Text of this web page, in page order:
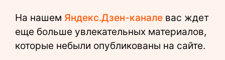
На нашем Яндекс.Дзен-канале вас ждет
еще больше увлекательных материалов,
которые небыли опубликованы на сайте.